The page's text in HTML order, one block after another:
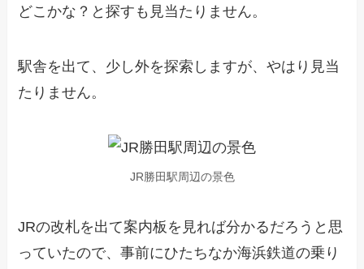
どこかな？と探すも見当たりません。
駅舎を出て、少し外を探索しますが、やはり見当
たりません。
JR勝田駅周辺の景色
JRの改札を出て案内板を見れば分かるだろうと思
っていたので、事前にひたちなか海浜鉄道の乗り